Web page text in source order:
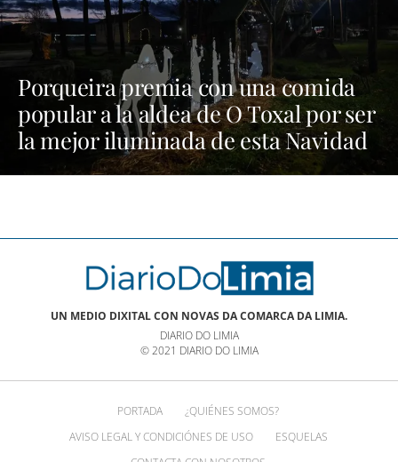
Porqueira premia con una comida
popular a la aldea de O Toxal por ser
la mejor iluminada de esta Navidad
UN MEDIO DIXITAL CON NOVAS DA COMARCA DA LIMIA.
DIARIO DO LIMIA
© 2021 DIARIO DO LIMIA
PORTADA
¿QUIÉNES SOMOS?
AVISO LEGAL Y CONDICIÓNES DE USO
ESQUELAS